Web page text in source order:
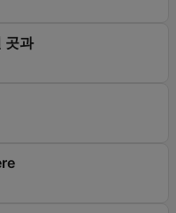
곳과